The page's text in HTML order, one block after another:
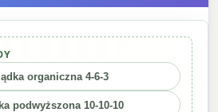
organiczna 4-6-3
podwyższona 10-10-10